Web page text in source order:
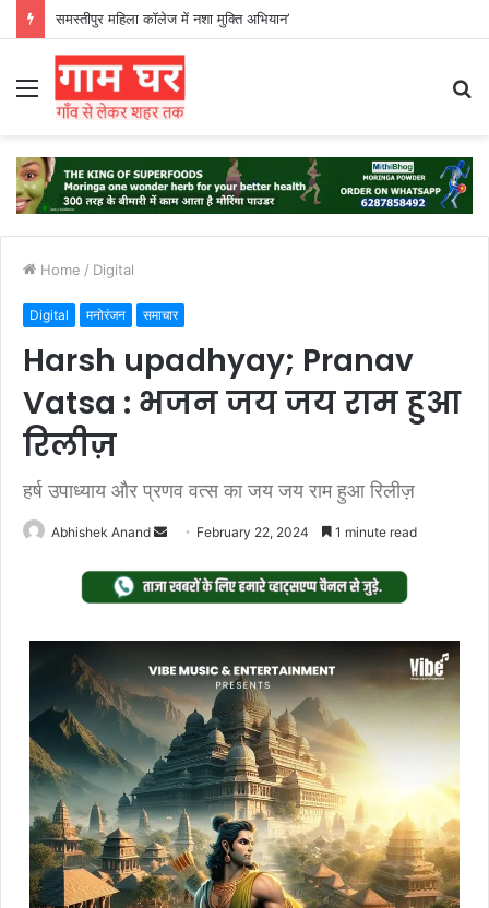
हड़ताली सफाईकर्मियों ने नगर निगम का घेराव किया’
Menu
Home / Digital
Digital मनोरंजन समाचार
Harsh upadhyay; Pranav
Vatsa : भजन जय जय राम हुआ
रिलीज़
हर्ष उपाध्याय और प्रणव वत्स का जय जय राम हुआ रिलीज़
Abhishek Anand
Send
email
February 22, 2024 1 minute read